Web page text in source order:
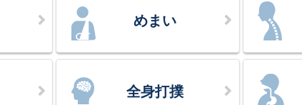
めまい
全身打撲